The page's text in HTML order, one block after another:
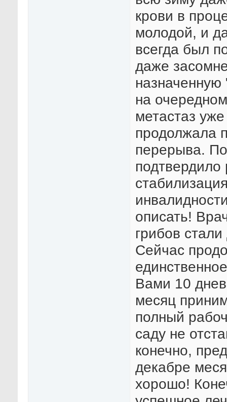
крови в
молодой, и
всегда был
даже
на
метастаз
продолжала
перерыва.
подтвердило
описать!
грибов
Сейчас
Вами 10
месяц
полный
саду не
конечно,
декабре
хорошо!